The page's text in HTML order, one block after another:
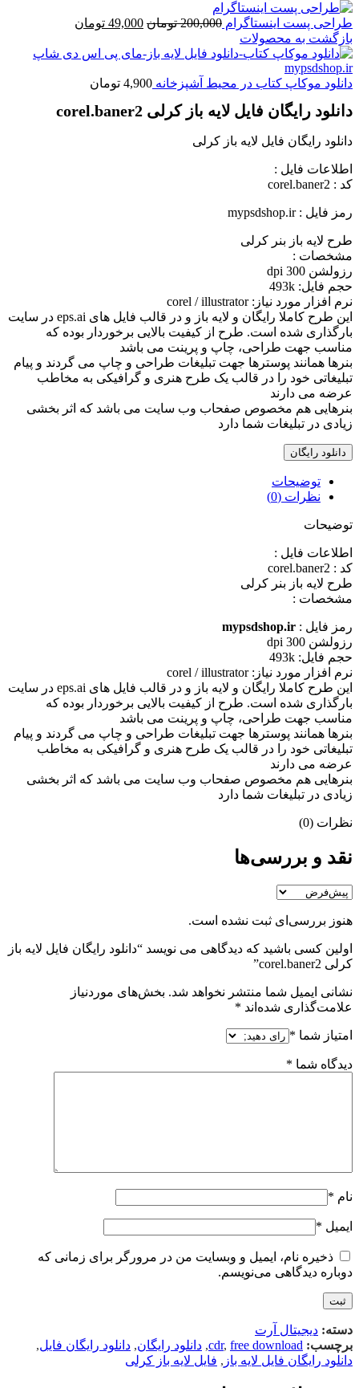
طراحی پست اینستاگرام 200,000 تومان قیمت
200,000 تومان
49,000 تومان
49,000 تومان
بازگشت به محصولات
دانلود موکاپ کتاب در محیط آشپزخانه 4,900 تومان
دانلود رایگان فایل لایه باز کرلی corel.baner2
دانلود رایگان فایل لایه باز کرلی
اطلاعات فايل :
کد : corel.baner2
رمز فایل : mypsdshop.ir
طرح لايه باز بنر کرلی
مشخصات :
رزولشن 300 dpi
حجم فايل: 493k
نرم افزار مورد نياز: corel / illustrator
اين طرح کاملا رایگان و لايه باز و در قالب فايل های eps.ai در سايت
بارگذاری شده است. طرح از کيفيت بالایی برخوردار بوده که
مناسب جهت طراحی، چاپ و پرينت می باشد
بنرها همانند پوسترها جهت تبلیغات طراحی و چاپ می گردند و پیام
تبلیغاتی خود را در قالب یک طرح هنری و گرافیکی به مخاطب
عرضه می دارند
بنرهایی هم مخصوص صفحاب وب سایت می باشد که اثر بخشی
زیادی در تبلیغات شما دارد
دانلود رایگان
توضیحات
نظرات (0)
توضیحات
اطلاعات فايل :
کد : corel.baner2
طرح لايه باز بنر کرلی
مشخصات :
رمز فایل : mypsdshop.ir
رزولشن 300 dpi
حجم فايل: 493k
نرم افزار مورد نياز: corel / illustrator
اين طرح کاملا رایگان و لايه باز و در قالب فايل های eps.ai در سايت
بارگذاری شده است. طرح از کيفيت بالایی برخوردار بوده که
مناسب جهت طراحی، چاپ و پرينت می باشد
بنرها همانند پوسترها جهت تبلیغات طراحی و چاپ می گردند و پیام
تبلیغاتی خود را در قالب یک طرح هنری و گرافیکی به مخاطب
عرضه می دارند
بنرهایی هم مخصوص صفحاب وب سایت می باشد که اثر بخشی
زیادی در تبلیغات شما دارد
نظرات (0)
نقد و بررسی‌ها
هنوز بررسی‌ای ثبت نشده است.
اولین کسی باشید که دیدگاهی می نویسد “دانلود رایگان فایل لایه باز
کرلی corel.baner2”
نشانی ایمیل شما منتشر نخواهد شد. بخش‌های موردنیاز
علامت‌گذاری شده‌اند *
امتیاز شما *
دیدگاه شما *
نام *
ایمیل *
ذخیره نام، ایمیل و وبسایت من در مرورگر برای زمانی که
دوباره دیدگاهی می‌نویسم.
دسته: دیجیتال آرت
برچسب:
cdr, free download
, دانلود رایگان, دانلود رایگان فایل,
دانلود رایگان فایل لایه باز , فایل لایه باز کرلی